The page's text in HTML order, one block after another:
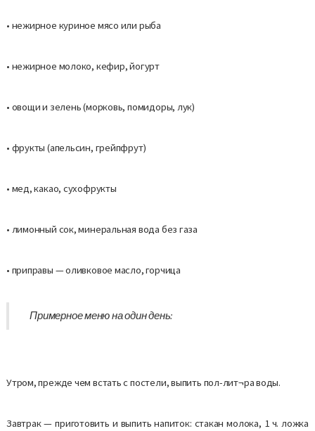
• нежирное куриное мясо или рыба
• нежирное молоко, кефир, йогурт
• овощи и зелень (морковь, помидоры, лук)
• фрукты (апельсин, грейпфрут)
• мед, какао, сухофрукты
• лимонный сок, минеральная вода без газа
• приправы — оливковое масло, горчица
Примерное меню на один день:
Утром, прежде чем встать с постели, выпить пол-лит¬ра воды.
Завтрак — приготовить и выпить напиток: стакан молока, 1 ч. ложка